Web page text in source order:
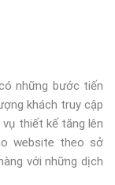
những bước tiến
khách truy cập
thiết kế tăng lên
website theo sở
với những dịch